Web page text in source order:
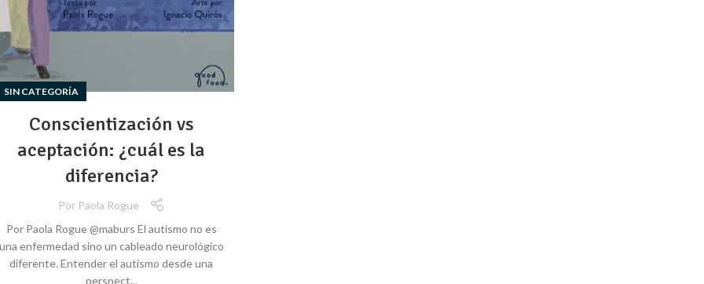
SIN CATEGORÍA
Conscientización vs
aceptación: ¿cuál es la
diferencia?
Por Paola Rogue
Por Paola Rogue @maburs El autismo no es
enfermedad sino un cableado neurológico
diferente. Entender el autismo desde una
perspect...